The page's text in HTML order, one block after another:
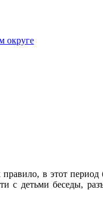
в этот
с детьми беседы,